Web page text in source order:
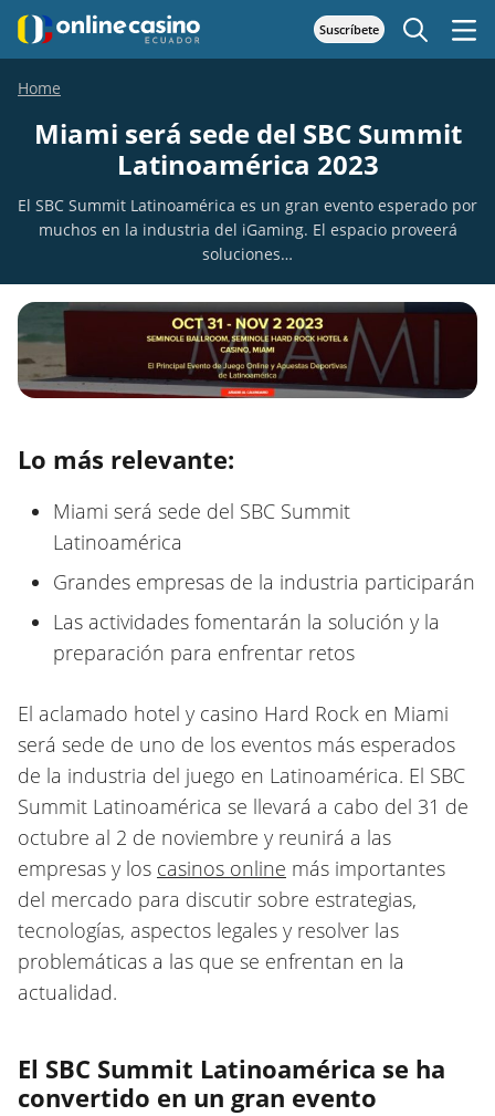
Suscríbete
Home
Miami será sede del SBC Summit
Latinoamérica 2023
El SBC Summit Latinoamérica es un gran evento esperado por
muchos en la industria del iGaming. El espacio proveerá
soluciones…
Lo más relevante:
Miami será sede del SBC Summit
Latinoamérica
Grandes empresas de la industria participarán
Las actividades fomentarán la solución y la
preparación para enfrentar retos
El aclamado hotel y casino Hard Rock en Miami
será sede de uno de los eventos más esperados
de la industria del juego en Latinoamérica. El SBC
Summit Latinoamérica se llevará a cabo del 31 de
octubre al 2 de noviembre y reunirá a las
empresas y los casinos online más importantes
del mercado para discutir sobre estrategias,
tecnologías, aspectos legales y resolver las
problemáticas a las que se enfrentan en la
actualidad.
El SBC Summit Latinoamérica se ha
convertido en un gran evento